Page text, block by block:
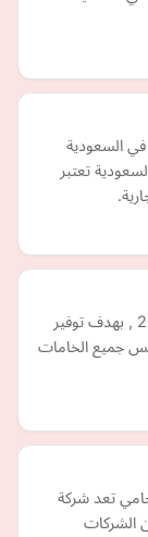
السعودية
تعتبر
تأسست شركة ايليفن يونيفورم فى القاهرة عام 2012 , بهدف توفير
جميع الخامات
تعد شركة
الشركات